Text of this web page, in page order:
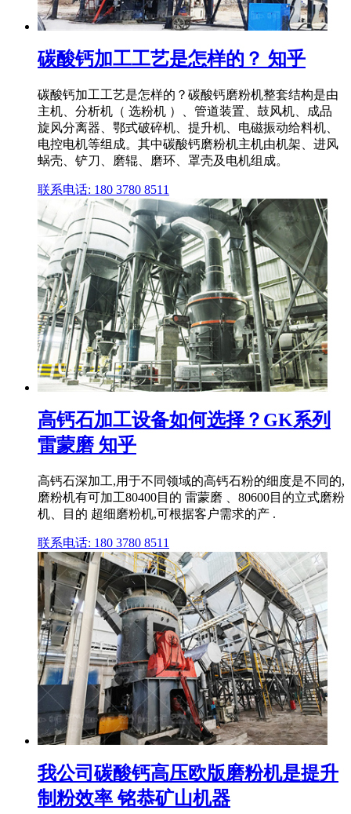
碳酸钙加工工艺是怎样的？ 知乎
碳酸钙加工工艺是怎样的？碳酸钙磨粉机整套结构是由
主机、分析机（ 选粉机 ）、管道装置、鼓风机、成品
旋风分离器、鄂式破碎机、提升机、电磁振动给料机、
电控电机等组成。其中碳酸钙磨粉机主机由机架、进风
蜗壳、铲刀、磨辊、磨环、罩壳及电机组成。
联系电话: 180 3780 8511
高钙石加工设备如何选择？GK系列
雷蒙磨 知乎
高钙石深加工,用于不同领域的高钙石粉的细度是不同的,
磨粉机有可加工80400目的 雷蒙磨 、80600目的立式磨粉
机、目的 超细磨粉机,可根据客户需求的产 .
联系电话: 180 3780 8511
我公司碳酸钙高压欧版磨粉机是提升
制粉效率 铭恭矿山机器